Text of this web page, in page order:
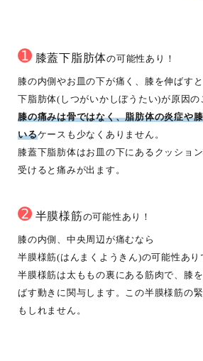
➊ 膝蓋下脂肪体の可能性あり！
膝の内側やお皿の下が痛く、膝を伸ばす
下脂肪体(しつがいかしぼうたい)が原因の
膝の痛みは骨ではなく、脂肪体の炎症や
いるケースも少なくありません。
膝蓋下脂肪体はお皿の下にあるクッショ
受けると痛みが出ます。
➋ 半膜様筋の可能性あり！
膝の内側、中央周辺が痛むなら
半膜様筋(はんまくようきん)の可能性あり
半膜様筋は太ももの裏にある筋肉で、膝
ばす動きに関与します。この半膜様筋の
もしれません。